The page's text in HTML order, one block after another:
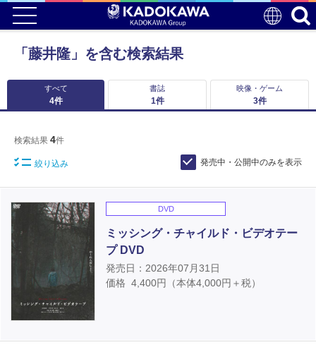
「藤井隆」を含む検索結果
すべて
4件
書誌
1件
映像・ゲーム
3件
検索結果 4件
絞り込み 発売中・公開中のみを表示
DVD
ミッシング・チャイルド・ビデオテー
プ DVD
発売日：2026年07月31日
価格 4,400円（本体4,000円＋税）